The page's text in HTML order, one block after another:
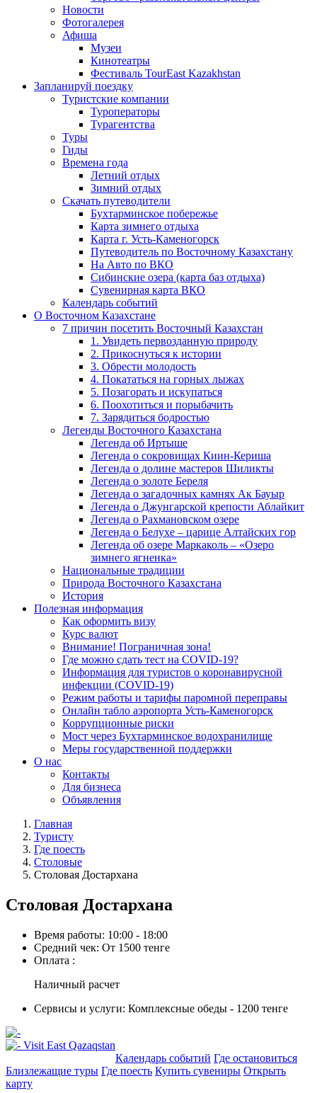
Новости
Фотогалерея
Афиша
Музеи
Кинотеатры
Фестиваль TourEast Kazakhstan
Запланируй поездку
Туристские компании
Туроператоры
Турагентства
Туры
Гиды
Времена года
Летний отдых
Зимний отдых
Скачать путеводители
Бухтарминское побережье
Карта зимнего отдыха
Карта г. Усть-Каменогорск
Путеводитель по Восточному Казахстану
На Авто по ВКО
Сибинские озера (карта баз отдыха)
Сувенирная карта ВКО
Календарь событий
О Восточном Казахстане
7 причин посетить Восточный Казахстан
1. Увидеть первозданную природу
2. Прикоснуться к истории
3. Обрести молодость
4. Покататься на горных лыжах
5. Позагорать и искупаться
6. Поохотиться и порыбачить
7. Зарядиться бодростью
Легенды Восточного Казахстана
Легенда об Иртыше
Легенда о сокровищах Киин-Кериша
Легенда о долине мастеров Шиликты
Легенда о золоте Береля
Легенда о загадочных камнях Ак Бауыр
Легенда о Джунгарской крепости Аблайкит
Легенда о Рахмановском озере
Легенда о Белухе – царице Алтайских гор
Легенда об озере Маркаколь – «Озеро
зимнего ягненка»
Национальные традиции
Природа Восточного Казахстана
История
Полезная информация
Как оформить визу
Курс валют
Внимание! Пограничная зона!
Где можно сдать тест на COVID-19?
Информация для туристов о коронавирусной
инфекции (COVID-19)
Режим работы и тарифы паромной переправы
Онлайн табло аэропорта Усть-Каменогорск
Коррупционные риски
Мост через Бухтарминское водохранилище
Меры государственной поддержки
О нас
Контакты
Для бизнеса
Объявления
Главная
Туристу
Где поесть
Столовые
Столовая Достархана
Столовая Достархана
Время работы: 10:00 - 18:00
Средний чек: От 1500 тенге
Оплата :
Наличный расчет
Сервисы и услуги: Комплексные обеды - 1200 тенге
Календарь событий Где остановиться
Близлежащие туры Где поесть Купить сувениры Открыть
карту